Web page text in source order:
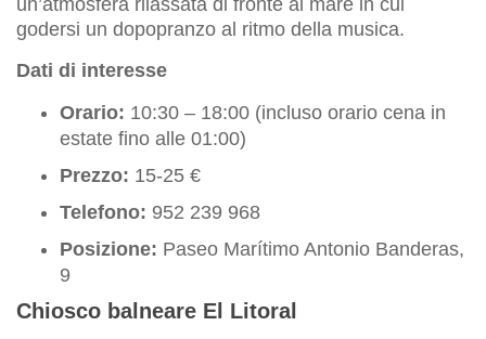
un’atmosfera rilassata di fronte al mare in cui
godersi un dopopranzo al ritmo della musica.
Dati di interesse
Orario: 10:30 – 18:00 (incluso orario cena in
estate fino alle 01:00)
Prezzo: 15-25 €
Telefono: 952 239 968
Posizione: Paseo Marítimo Antonio Banderas,
9
Chiosco balneare El Litoral